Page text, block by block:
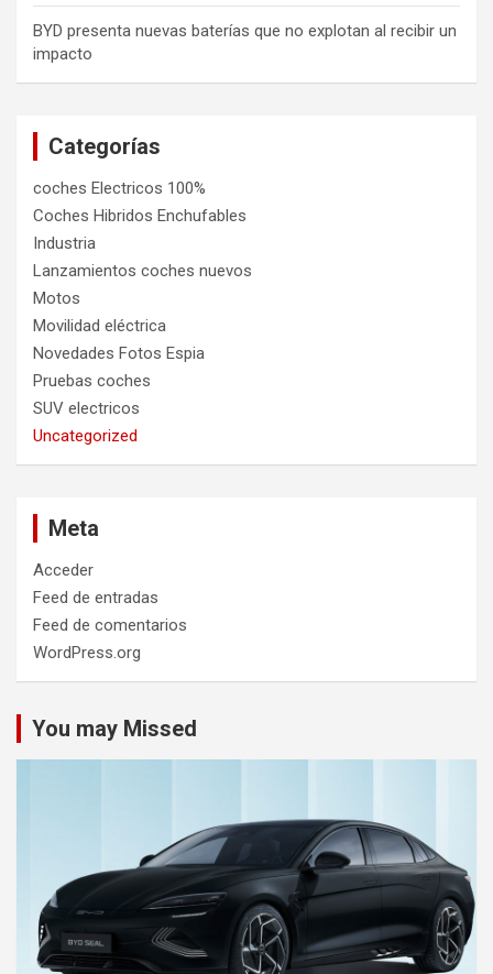
BYD presenta nuevas baterías que no explotan al recibir un
impacto
Categorías
coches Electricos 100%
Coches Hibridos Enchufables
Industria
Lanzamientos coches nuevos
Motos
Movilidad eléctrica
Novedades Fotos Espia
Pruebas coches
SUV electricos
Uncategorized
Meta
Acceder
Feed de entradas
Feed de comentarios
WordPress.org
You may Missed